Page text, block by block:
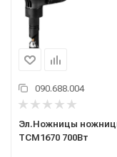
090.688.004
Эл.Ножницы
TCM1670 700Вт